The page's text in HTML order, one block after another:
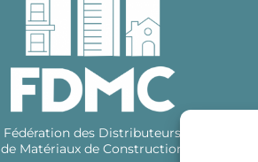
Fédération des Distributeurs
de Matériaux de Construction